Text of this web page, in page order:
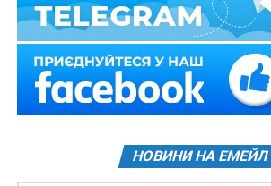
НОВИНИ НА ЕМЕЙЛ